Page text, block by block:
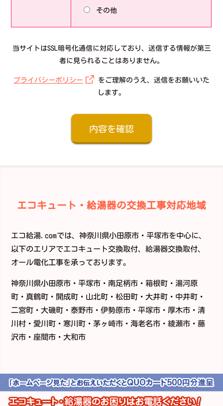
その他
当サイトはSSL暗号化通信に対応しており、送信する情報が第三
者に見られることはありません。
プライバシーポリシー
をご理解のうえ、送信をお願いいた
します。
エコキュート・給湯器の交換工事対応地域
エコ給湯.comでは、神奈川県小田原市・平塚市を中心に、
以下のエリアでエコキュート交換取付、給湯器交換取付、
オール電化工事を承っております。
神奈川県小田原市 ・平塚市 ・南足柄市・箱根町・湯河原
町・真鶴町・開成町・山北町・松田町・大井町・中井町・
二宮町・大磯町・泰野市・伊勢原市・平塚市・厚木市・清
川村・愛川町・寒川町・茅ヶ崎市・海老名市・綾瀬市・藤
沢市・座間市・大和市